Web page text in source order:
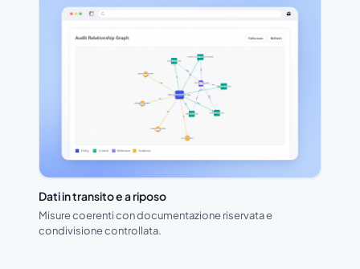
Dati in transito e a riposo
Misure coerenti con documentazione riservata e
condivisione controllata.